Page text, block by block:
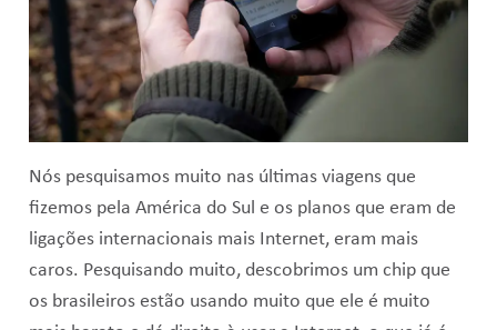
Nós pesquisamos muito nas últimas viagens que
fizemos pela América do Sul e os planos que eram de
ligações internacionais mais Internet, eram mais
caros. Pesquisando muito, descobrimos um chip que
os brasileiros estão usando muito que ele é muito